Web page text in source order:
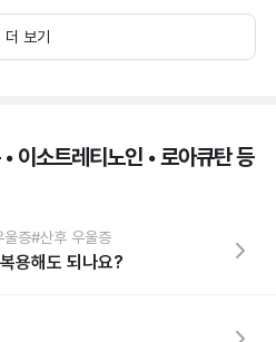
더 보기
이소트레티노인 • 로아큐탄 등
울증#산후 우울증
용해도 되나요?